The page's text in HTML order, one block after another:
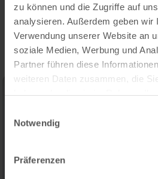
zu können und die Zugriffe auf
analysieren. Außerdem geben wir
Verwendung unserer Website an
soziale Medien, Werbung und
Partner führen diese
weiteren Daten zusammen, die
Notwendig
Präferenzen